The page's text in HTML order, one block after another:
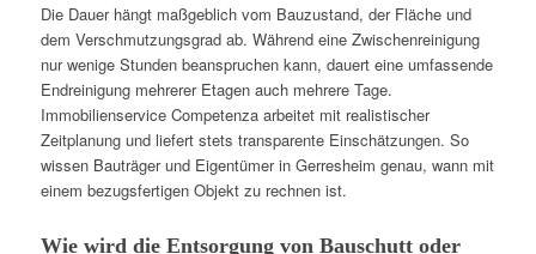
Die Dauer hängt maßgeblich vom Bauzustand, der Fläche und
dem Verschmutzungsgrad ab. Während eine Zwischenreinigung
nur wenige Stunden beanspruchen kann, dauert eine umfassende
Endreinigung mehrerer Etagen auch mehrere Tage.
Immobilienservice Competenza arbeitet mit realistischer
Zeitplanung und liefert stets transparente Einschätzungen. So
wissen Bauträger und Eigentümer in Gerresheim genau, wann mit
einem bezugsfertigen Objekt zu rechnen ist.
Wie wird die Entsorgung von Bauschutt oder